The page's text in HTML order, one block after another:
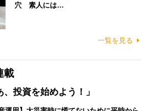
穴 素人には…
一覧を見る
載
投資を始めよう！」